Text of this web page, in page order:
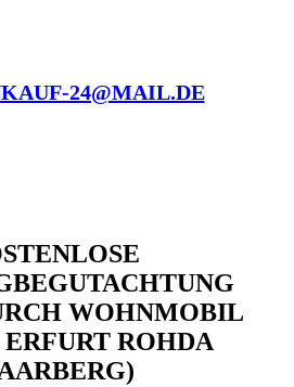
24@MAIL.DE
WOHNMOBIL
ROHDA